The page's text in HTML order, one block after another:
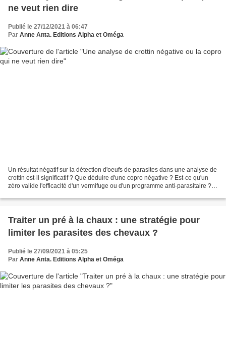
ne veut rien dire
Publié le 27/12/2021 à 06:47
Par Anne Anta. Editions Alpha et Oméga
Un résultat négatif sur la détection d'oeufs de parasites dans une analyse de
crottin est-il significatif ? Que déduire d'une copro négative ? Est-ce qu'un
zéro valide l'efficacité d'un vermifuge ou d'un programme anti-parasitaire ?
Traiter un pré à la chaux : une stratégie pour
limiter les parasites des chevaux ?
Publié le 27/09/2021 à 05:25
Par Anne Anta. Editions Alpha et Oméga